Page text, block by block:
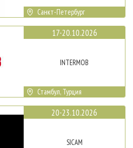
Санкт-Петербург
17-20.10.2026
INTERMOB
Стамбул, Турция
20-23.10.2026
SICAM